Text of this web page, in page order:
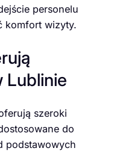
personelu
komfort wizyty.
Lublinie
szeroki
do
podstawowych